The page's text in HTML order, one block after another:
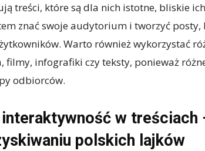
treści, które są dla nich istotne, bliskie
znać swoje audytorium i tworzyć posty,
Warto również wykorzystać
filmy, infografiki czy teksty, ponieważ
odbiorców.
w treściach
polskich lajków